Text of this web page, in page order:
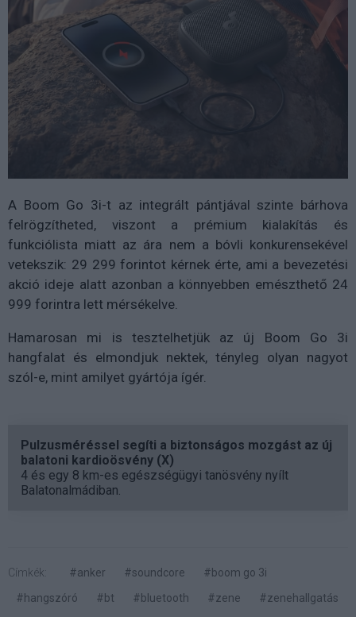
A Boom Go 3i-t az integrált pántjával szinte bárhova
felrögzítheted, viszont a prémium kialakítás és
funkciólista miatt az ára nem a bóvli konkurensekével
vetekszik: 29 299 forintot kérnek érte, ami a bevezetési
akció ideje alatt azonban a könnyebben emészthető 24
999 forintra lett mérsékelve.
Hamarosan mi is tesztelhetjük az új Boom Go 3i
hangfalat és elmondjuk nektek, tényleg olyan nagyot
szól-e, mint amilyet gyártója ígér.
Pulzusméréssel segíti a biztonságos mozgást az új
balatoni kardioösvény (X)
4 és egy 8 km-es egészségügyi tanösvény nyílt
Balatonalmádiban.
Címkék: #anker #soundcore
#boom go 3i
#hangszóró
#bt #bluetooth #zene #zenehallgatás